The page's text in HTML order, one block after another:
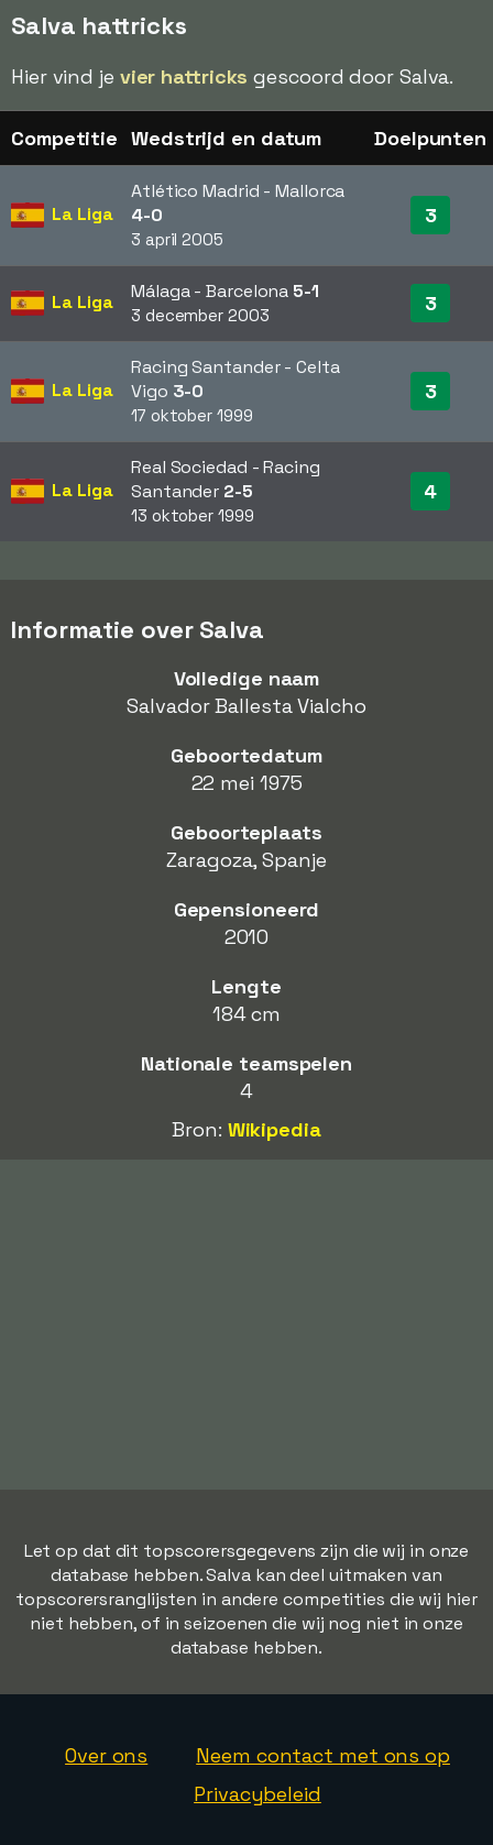
Salva hattricks
Hier vind je vier hattricks gescoord door Salva.
Competitie Wedstrijd en datum Doelpunten
La Liga
Atlético Madrid - Mallorca
4-0
3 april 2005
3
La Liga Málaga - Barcelona 5-1
3 december 2003 3
La Liga
Racing Santander - Celta
Vigo 3-0
17 oktober 1999
3
La Liga
Real Sociedad - Racing
Santander 2-5
13 oktober 1999
4
Informatie over Salva
Volledige naam
Salvador Ballesta Vialcho
Geboortedatum
22 mei 1975
Geboorteplaats
Zaragoza, Spanje
Gepensioneerd
2010
Lengte
184 cm
Nationale teamspelen
4
Bron: Wikipedia
Let op dat dit topscorersgegevens zijn die wij in onze
database hebben. Salva kan deel uitmaken van
topscorersranglijsten in andere competities die wij hier
niet hebben, of in seizoenen die wij nog niet in onze
database hebben.
Over ons
Neem contact met ons op
Privacybeleid